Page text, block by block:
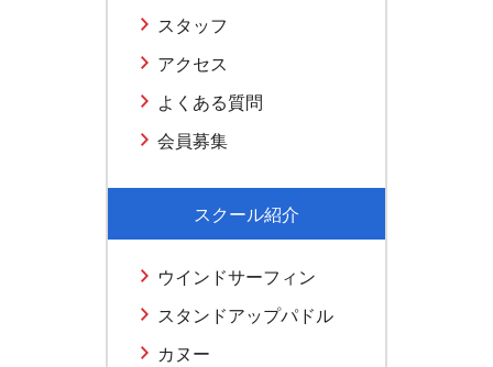
スタッフ
アクセス
よくある質問
会員募集
スクール紹介
ウインドサーフィン
スタンドアップパドル
カヌー